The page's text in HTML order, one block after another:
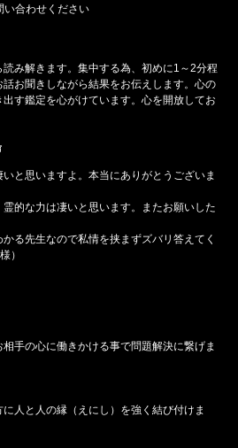
合わせください
み解きます。集中する為、初めに1～2分程
お聞きしながら結果をお伝えします。心の
す鑑定を心がけています。心を開放してお
と思いますよ。本当にありがとうございま
的な力は凄いと思います。またお願いした
る先生なので私情を挟まずズバリ答えてく
）
手の心に働きかける事で問題解決に繋げま
人と人の縁（えにし）を強く結び付けま